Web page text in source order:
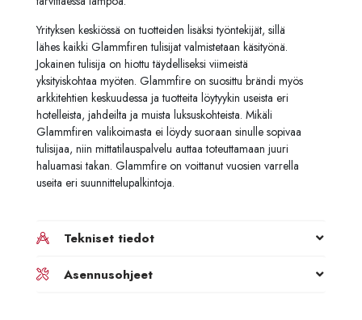
Yrityksen keskiössä on tuotteiden lisäksi työntekijät, sillä
lähes kaikki Glammfiren tulisijat valmistetaan käsityönä.
Jokainen tulisija on hiottu täydelliseksi viimeistä
yksityiskohtaa myöten. Glammfire on suosittu brändi myös
arkkitehtien keskuudessa ja tuotteita löytyykin useista eri
hotelleista, jahdeilta ja muista luksuskohteista. Mikäli
Glammfiren valikoimasta ei löydy suoraan sinulle sopivaa
tulisijaa, niin mittatilauspalvelu auttaa toteuttamaan juuri
haluamasi takan. Glammfire on voittanut vuosien varrella
useita eri suunnittelupalkintoja.
Tekniset tiedot
Asennusohjeet